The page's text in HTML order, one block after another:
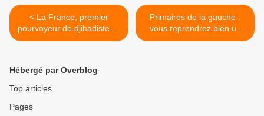
< La France, premier
pourvoyeur de djihadistes «
européens » de l'État
Primaires de la gauche :
vous reprendrez bien un
peu de cannabis ? >
Hébergé par Overblog
Top articles
Pages